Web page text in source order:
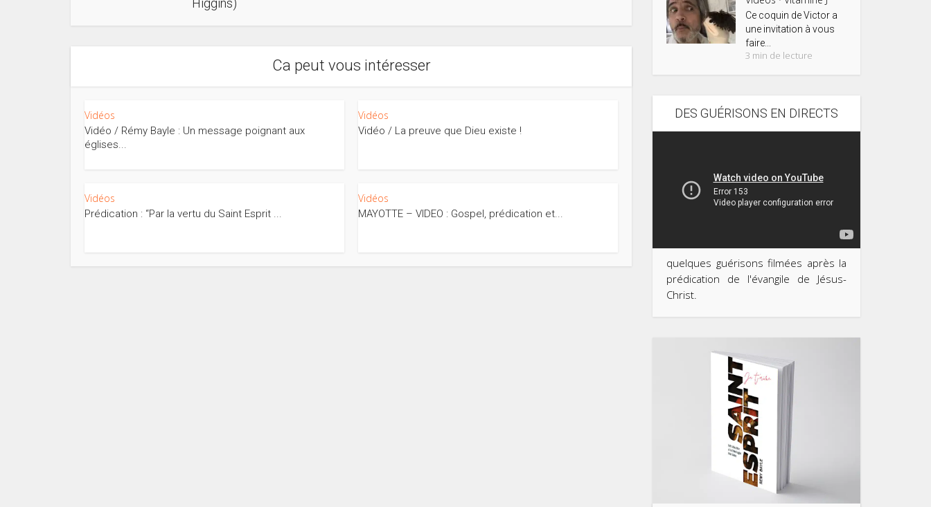
Higgins)
Ca peut vous intéresser
Vidéos
Vidéo / Rémy Bayle : Un message poignant aux
églises...
Vidéos
Vidéo / La preuve que Dieu existe !
Vidéos
Prédication : “Par la vertu du Saint Esprit ...
Vidéos
MAYOTTE – VIDEO : Gospel, prédication et...
Ce coquin de Victor a
une invitation à vous
faire...
3 min de lecture
DES GUÉRISONS EN DIRECTS
quelques guérisons filmées après la
prédication de l'évangile de Jésus-
Christ.